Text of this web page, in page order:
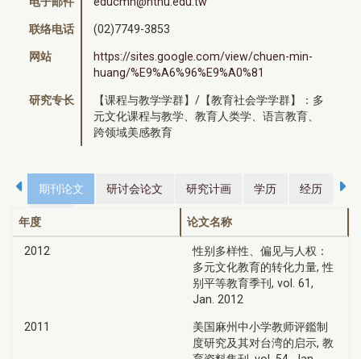
联络电话 (02)7749-3853
网站
https://sites.google.com/view/chuen-min-
huang/%E9%A6%96%E9%A0%81
研究专长
【课程与教学学群】/【教育社会学学群】：多
元文化课程与教学、教育人类学、语言教育、
跨领域美感教育
期刊论文 研讨会论文 研究计画 学历 经历
荣誉
年度 论文名称
2012
性别多样性、偏见与人权：
多元文化教育的转化力量, 性
别平等教育季刊, vol. 61,
Jan. 2012
2011
美国麻州中小学教师评鑑制
度研究及其对台湾的启示, 教